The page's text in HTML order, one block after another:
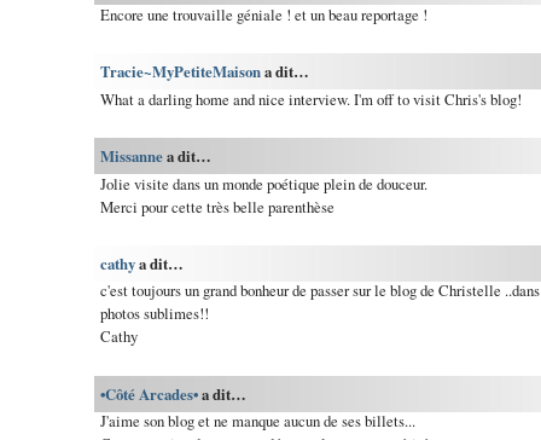
Encore une trouvaille géniale ! et un beau reportage !
Tracie~MyPetiteMaisona dit…
What a darling home and nice interview. I'm off to visit Chris's blog!
Missannea dit…
Jolie visite dans un monde poétique plein de douceur.
Merci pour cette très belle parenthèse
cathya dit…
c'est toujours un grand bonheur de passer sur le blog de Christelle
photos sublimes!!
Cathy
•Côté Arcades•a dit…
J'aime son blog et ne manque aucun de ses billets...